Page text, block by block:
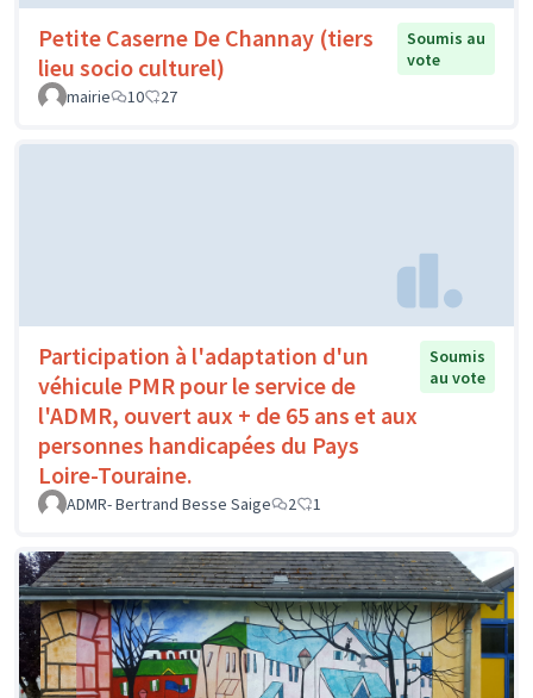
Petite Caserne De Channay (tiers
lieu socio culturel)
Soumis au
vote
mairie
10 27
Participation à l'adaptation d'un
véhicule PMR pour le service de
l'ADMR, ouvert aux + de 65 ans et aux
personnes handicapées du Pays
Loire-Touraine.
Soumis
au vote
ADMR- Bertrand Besse Saige 2 1